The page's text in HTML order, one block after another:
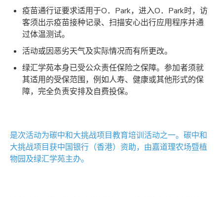
疫苗通行证要求适用于O．Park，进入O．Park时，访
客须出示疫苗接种记录、扫描安心出行应用程序并通
过体温测试。
活动或因恶劣天气及实际情况而有所更改。
绿汇学苑本身已受公众责任保险之保障。参加者须就
其适用的受保范围，例如人寿、健康或其他形式的保
障，完全负责安排及自费投保。
是次活动为碳中和大挑战项目教育培训活动之一。碳中和
大挑战项目获中国银行（香港）资助，由嘉道理农场暨植
物园及绿汇学苑主办。